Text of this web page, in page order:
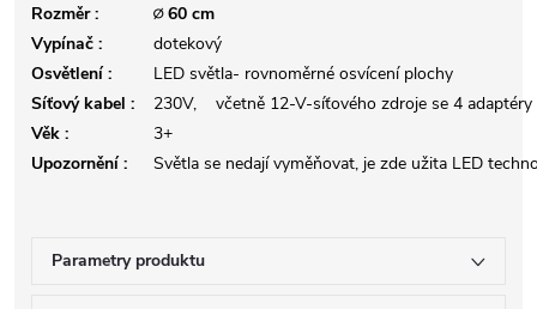
Rozměr :
∅ 60 cm
Vypínač :
dotekový
Osvětlení :
LED světla- rovnoměrné osvícení plochy
Síťový kabel :
230V, včetně 12-V-síťového zdroje se 4 adaptéry
Věk :
3+
Upozornění :
Světla se nedají vyměňovat, je zde užita LED
Parametry produktu